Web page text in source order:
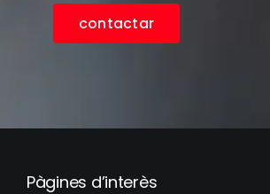
contactar
Pàgines d’interès